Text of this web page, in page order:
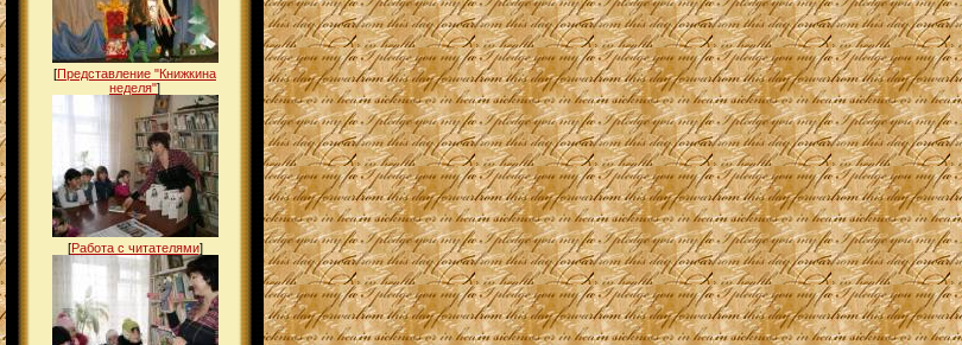
[Представление "Книжкина
неделя"]
[Работа с читателями]